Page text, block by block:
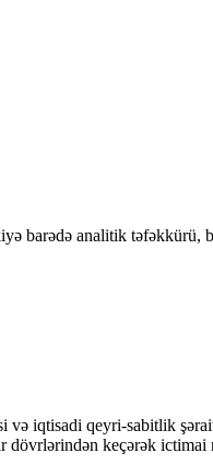
barədə analitik
iqtisadi qeyri-sabitlik
keçərək ictimai